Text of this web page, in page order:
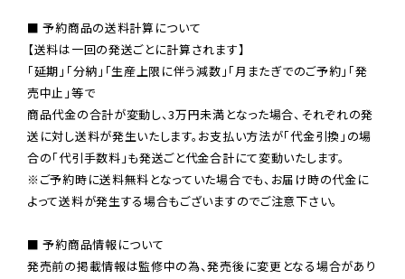
■ 予約商品の送料計算について
【送料は一回の発送ごとに計算されます】
「延期」「分納」「生産上限に伴う減数」「月またぎでのご予約」「発
売中止」等で
商品代金の合計が変動し、3万円未満となった場合、それぞれの発
送に対し送料が発生いたします。お支払い方法が「代金引換」の場
※ご予約時に送料無料となっていた場合でも、お届け時の代金に
よって送料が発生する場合もございますのでご注意下さい。
■ 予約商品情報について
発売前の掲載情報は監修中の為、発売後に変更となる場合があり